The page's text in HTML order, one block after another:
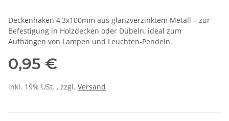
Deckenhaken 4,3x100mm aus glanzverzinktem Metall – zur
Befestigung in Holzdecken oder Dübeln, ideal zum
Aufhängen von Lampen und Leuchten-Pendeln.
0,95 €
inkl. 19% USt. , zzgl. Versand